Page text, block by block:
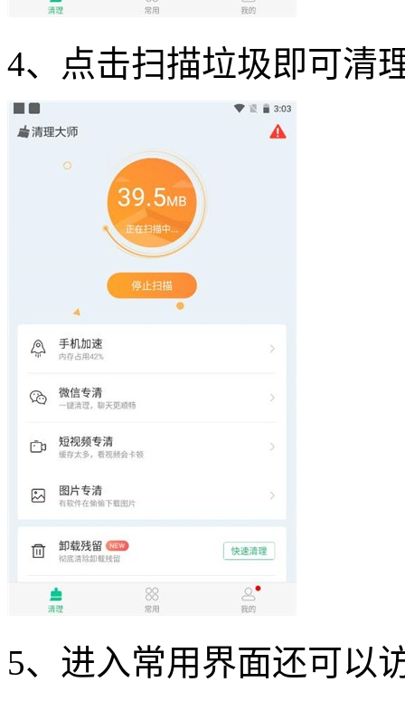
4、点击扫描垃圾即可清
5、进入常用界面还可以